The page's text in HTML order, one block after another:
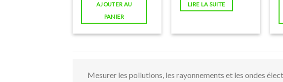
AJOUTER AU
PANIER
LIRE LA SUITE
Mesurer les pollutions, les rayonnements et les ondes